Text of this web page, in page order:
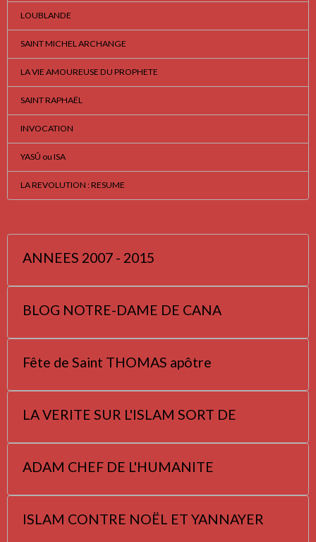
LOUBLANDE
SAINT MICHEL ARCHANGE
LA VIE AMOUREUSE DU PROPHETE
SAINT RAPHAËL
INVOCATION
YASÛ ou ISA
LA REVOLUTION : RESUME
ANNEES 2007 - 2015
BLOG NOTRE-DAME DE CANA
Fête de Saint THOMAS apôtre
LA VERITE SUR L'ISLAM SORT DE
ADAM CHEF DE L'HUMANITE
ISLAM CONTRE NOËL ET YANNAYER